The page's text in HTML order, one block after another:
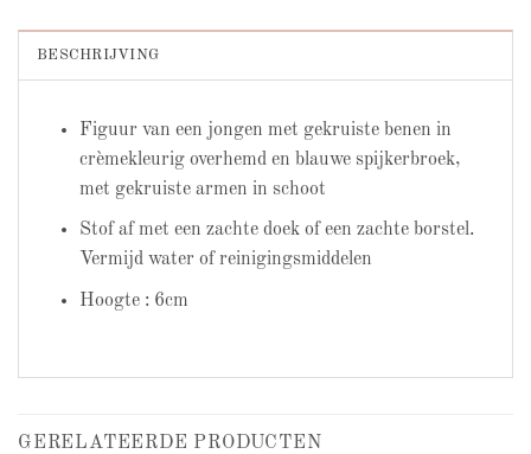
BESCHRIJVING
Figuur van een jongen met gekruiste benen in
crèmekleurig overhemd en blauwe spijkerbroek,
met gekruiste armen in schoot
Stof af met een zachte doek of een zachte borstel.
Vermijd water of reinigingsmiddelen
Hoogte : 6cm
GERELATEERDE PRODUCTEN